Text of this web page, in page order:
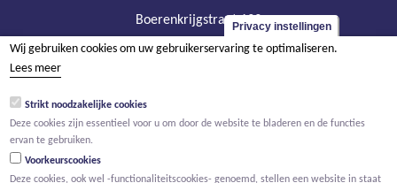
Boerenkrijgstraat 133
BE - 2800 Mechelen
BTW BE 0466.256.432
Privacy instellingen
Wij gebruiken cookies om uw gebruikerservaring te optimaliseren.
Lees meer
Strikt noodzakelijke cookies
Deze cookies zijn essentieel voor u om door de website te bladeren en de functies
ervan te gebruiken.
Voorkeurscookies
Deze cookies, ook wel -functionaliteitscookies- genoemd, stellen een website in staat